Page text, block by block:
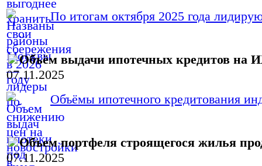
По итогам октября 2025 года
Объём выдачи ипотечных кредитов на
07.11.2025
Объёмы ипотечного кредитования
Объем портфеля строящегося жилья
07.11.2025